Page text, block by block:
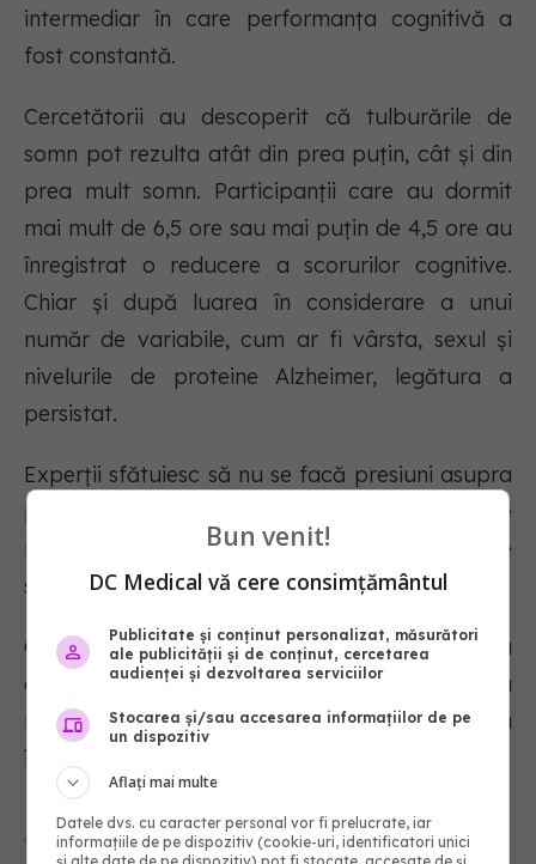
intermediar în care performanța cognitivă a
fost constantă.
Cercetătorii au descoperit că tulburările de
somn pot rezulta atât din prea puțin, cât și din
prea mult somn. Participanții care au dormit
mai mult de 6,5 ore sau mai puțin de 4,5 ore au
înregistrat o reducere a scorurilor cognitive.
Chiar și după luarea în considerare a unui
număr de variabile, cum ar fi vârsta, sexul și
nivelurile de proteine Alzheimer, legătura a
persistat.
Experții sfătuiesc să nu se facă presiuni asupra
persoanelor care se trezesc cu o senzație de
revigorare pentru a-și modifica tiparele de
somn.
Cei care nu dorm suficient, totuși, ar putea
constata că se luptă mai mult cu munca
mentală. Îngrijirea problemei ar putea
îmbunătăți gândirea.
Urmărește-ne și pe Google News -
Bun venit!
DC Medical vă cere consimțământul
Publicitate și conținut personalizat, măsurători
ale publicității și de conținut, cercetarea
audienței și dezvoltarea serviciilor
Stocarea și/sau accesarea informațiilor de pe
un dispozitiv
Aflați mai multe
Datele dvs. cu caracter personal vor fi prelucrate, iar
informațiile de pe dispozitiv (cookie-uri, identificatori unici